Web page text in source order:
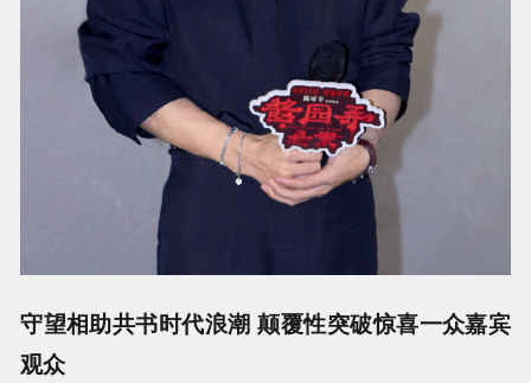
守望相助共书时代浪潮 颠覆性突破惊喜一众嘉宾
观众